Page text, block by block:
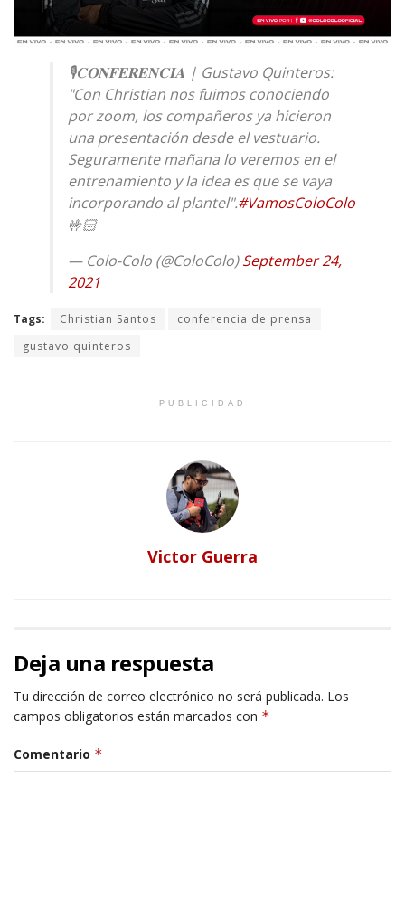
🎙️𝐂𝐎𝐍𝐅𝐄𝐑𝐄𝐍𝐂𝐈𝐀 | Gustavo Quinteros:
"Con Christian nos fuimos conociendo
por zoom, los compañeros ya hicieron
una presentación desde el vestuario.
Seguramente mañana lo veremos en el
entrenamiento y la idea es que se vaya
incorporando al plantel".#VamosColoColo
🤟🏻
— Colo-Colo (@ColoColo)September 24,
2021
Tags: Christian Santos
conferencia de prensa
gustavo quinteros
PUBLICIDAD
Victor Guerra
Deja una respuesta
Tu dirección de correo electrónico no será publicada. Los
campos obligatorios están marcados con *
Comentario *